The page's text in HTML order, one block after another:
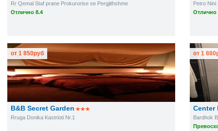
Rr Qemal Staf prane Prokurorise se Pergjithshme
Отлично 8.4
Petro Nini
Отлично
B&B Secret Garden
Rruga Donika Kastrioti Nr.1
от 1 850руб
Center
Bardhok
от 1 880